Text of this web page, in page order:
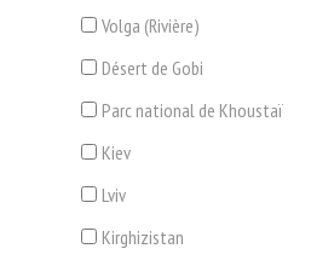
Volga (Rivière)
Désert de Gobi
Parc national de Khoustaï
Kiev
Lviv
Kirghizistan